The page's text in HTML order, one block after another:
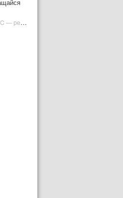
Зак Снайдер может вернуться к DC — режиссер общался с Warner Bros. (фото) | Plugged In Ru